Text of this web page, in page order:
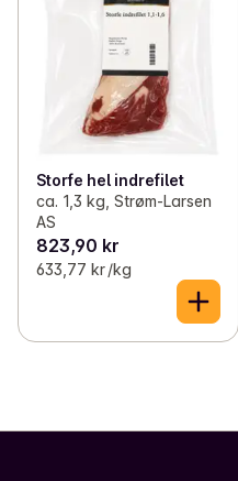
Storfe hel indrefilet
ca. 1,3 kg, Strøm-Larsen
AS
823,90 kr
633,77 kr /kg